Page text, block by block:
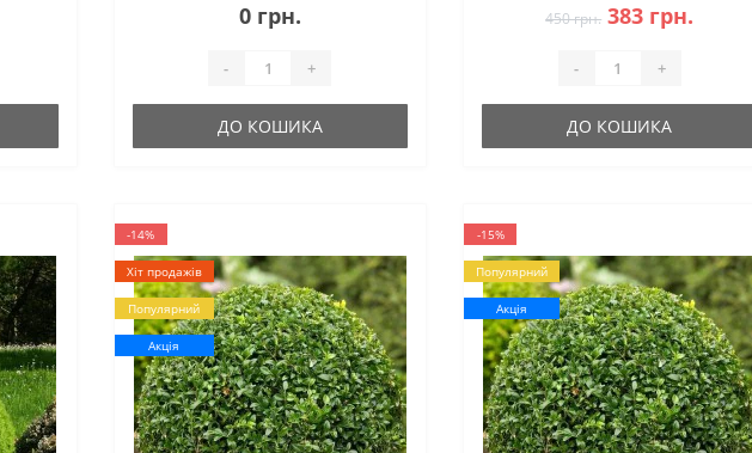
0 грн.
- +
ДО КОШИКА
450 грн. 383 грн.
- +
ДО КОШИКА
-14%
Хіт продажів
Популярний
Акція
-15%
Популярний
Акція